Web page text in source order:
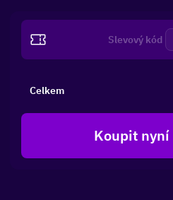
Celkem
Koupit nyní